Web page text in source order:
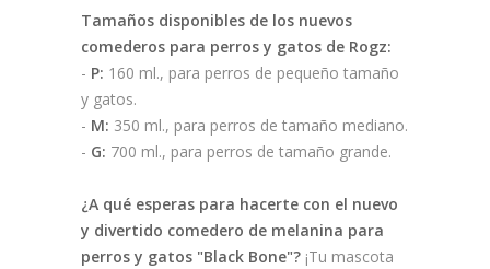
Tamaños disponibles de los nuevos
comederos para perros y gatos de Rogz:
- P: 160 ml., para perros de pequeño tamaño
y gatos.
- M: 350 ml., para perros de tamaño mediano.
- G: 700 ml., para perros de tamaño grande.
¿A qué esperas para hacerte con el nuevo
y divertido comedero de melanina para
perros y gatos "Black Bone"? ¡Tu mascota